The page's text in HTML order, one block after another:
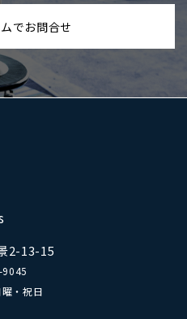
でお問合せ
2-13-15
9045
・祝日